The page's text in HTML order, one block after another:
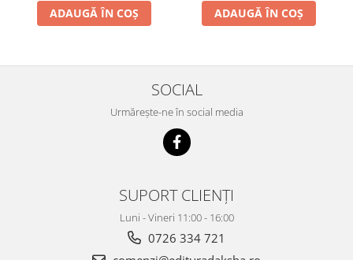
ADAUGĂ ÎN COȘ ADAUGĂ ÎN COȘ
SOCIAL
Urmărește-ne în social media
SUPORT CLIENȚI
Luni - Vineri 11:00 - 16:00
0726 334 721